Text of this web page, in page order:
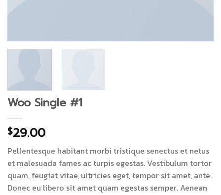
Woo Single #1
$29.00
Pellentesque habitant morbi tristique senectus et netus
et malesuada fames ac turpis egestas. Vestibulum tortor
quam, feugiat vitae, ultricies eget, tempor sit amet, ante.
Donec eu libero sit amet quam egestas semper. Aenean